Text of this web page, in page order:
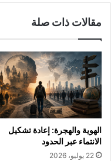
مقالات ذات صلة
الهوية والهجرة: إعادة تشكيل
الانتماء عبر الحدود
22 يوليو، 2026